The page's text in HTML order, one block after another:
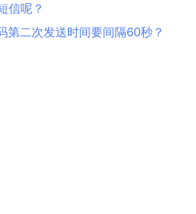
信呢？
第二次发送时间要间隔60秒？